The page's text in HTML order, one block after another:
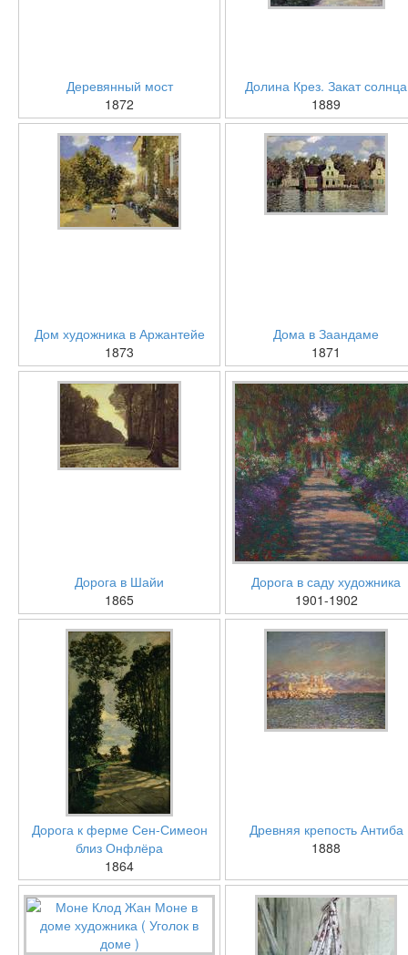
Деревянный мост
1872
Долина Крез. Закат солнца
1889
Дом художника в Аржантейе
1873
Дома в Заандаме
1871
Дорога в Шайи
1865
Дорога в саду художника
1901-1902
Дорога к ферме Сен-Симеон
близ Онфлёра
1864
Древняя крепость Антиба
1888